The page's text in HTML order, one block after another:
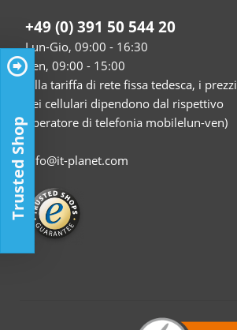
+49 (0) 391 50 544 20
Lun-Gio, 09:00 - 16:30
Ven, 09:00 - 15:00
(alla tariffa di rete fissa tedesca, i prezzi
dei cellulari dipendono dal rispettivo
operatore di telefonia mobilelun-ven)
info@it-planet.com
Trusted Shop